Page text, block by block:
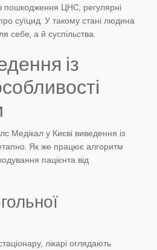
пошкодження ЦНС, регулярні
суїцид. У такому стані людина
себе, а й суспільства.
із
Медікал у Києві виведення із
Як же працює алгоритм
пацієнта від
лікарі оглядають